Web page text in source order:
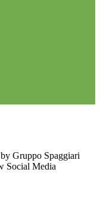
Gruppo Spaggiari
Social Media